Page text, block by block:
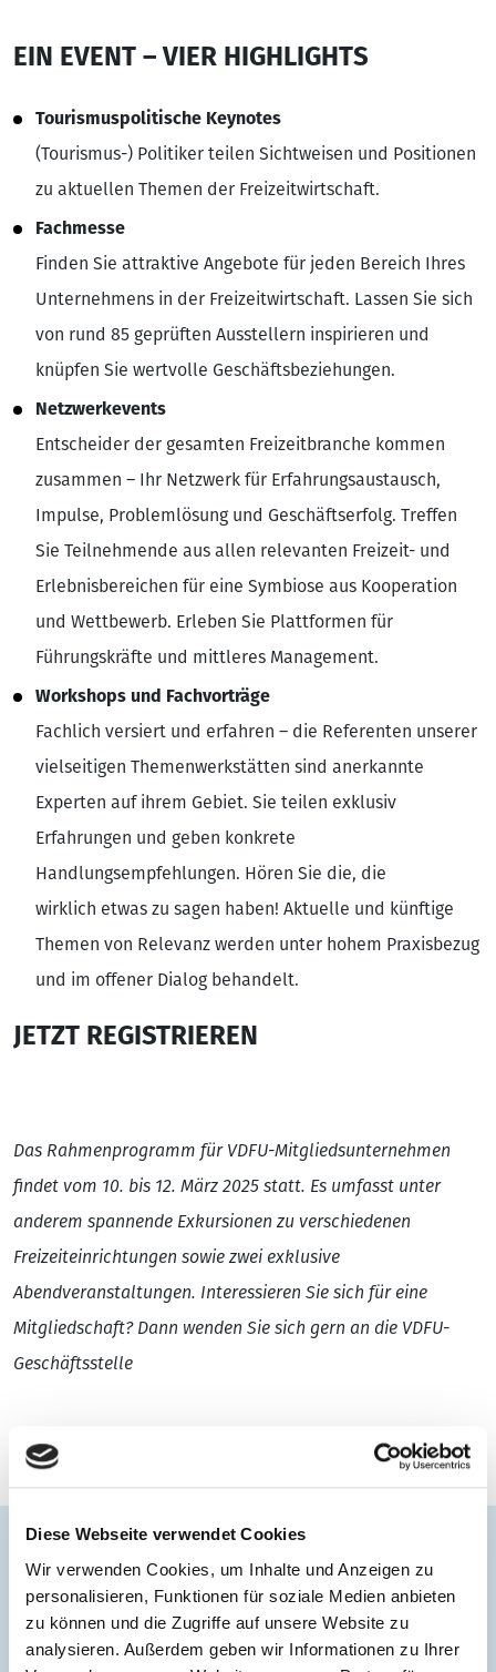
Diese Webseite verwendet Cookies
Wir verwenden Cookies, um Inhalte und Anzeigen zu
personalisieren, Funktionen für soziale Medien anbieten
zu können und die Zugriffe auf unsere Website zu
analysieren. Außerdem geben wir Informationen zu Ihrer
EIN EVENT – VIER HIGHLIGHTS
Tourismuspolitische Keynotes
(Tourismus-) Politiker teilen Sichtweisen und Positionen
zu aktuellen Themen der Freizeitwirtschaft.
Fachmesse
Finden Sie attraktive Angebote für jeden Bereich Ihres
Unternehmens in der Freizeitwirtschaft. Lassen Sie sich
von rund 85 geprüften Ausstellern inspirieren und
knüpfen Sie wertvolle Geschäftsbeziehungen.
Netzwerkevents
Entscheider der gesamten Freizeitbranche kommen
zusammen – Ihr Netzwerk für Erfahrungsaustausch,
Impulse, Problemlösung und Geschäftserfolg. Treffen
Sie Teilnehmende aus allen relevanten Freizeit- und
Erlebnisbereichen für eine Symbiose aus Kooperation
und Wettbewerb. Erleben Sie Plattformen für
Führungskräfte und mittleres Management.
Workshops und Fachvorträge
Fachlich versiert und erfahren – die Referenten unserer
vielseitigen Themenwerkstätten sind anerkannte
Experten auf ihrem Gebiet. Sie teilen exklusiv
Erfahrungen und geben konkrete
Handlungsempfehlungen. Hören Sie die, die
wirklich etwas zu sagen haben! Aktuelle und künftige
Themen von Relevanz werden unter hohem Praxisbezug
und im offener Dialog behandelt.
JETZT REGISTRIEREN
Das Rahmenprogramm für VDFU-Mitgliedsunternehmen
findet vom 10. bis 12. März 2025 statt. Es umfasst unter
anderem spannende Exkursionen zu verschiedenen
Freizeiteinrichtungen sowie zwei exklusive
Abendveranstaltungen. Interessieren Sie sich für eine
Mitgliedschaft? Dann wenden Sie sich gern an die VDFU-
Geschäftsstelle
VDFU ConnEX 2025
Am Ausbesserungswerk 8, 80939 München